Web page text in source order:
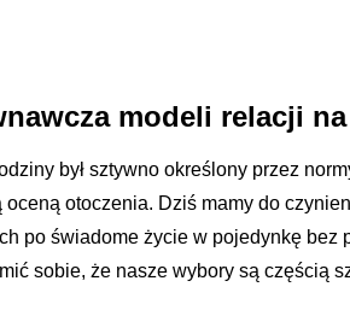
modeli relacji
był sztywno określony przez
oceną otoczenia. Dziś mamy do
po świadome życie w pojedynkę bez
sobie, że nasze wybory są częścią